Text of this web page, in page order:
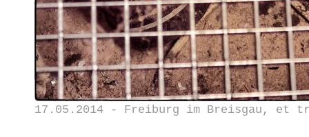
17.05.2014 - Freiburg im Breisgau, et